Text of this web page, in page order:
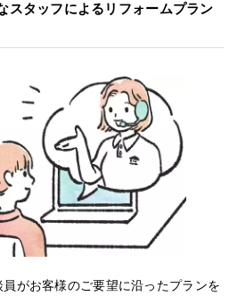
スタッフによるリフォームプラン
がお客様のご要望に沿ったプランを